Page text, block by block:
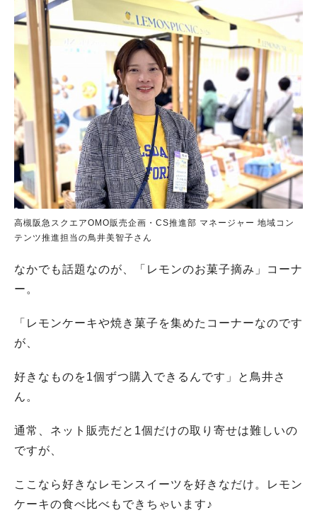
高槻阪急スクエアOMO販売企画・CS推進部 マネージャー 地域コン
テンツ推進担当の鳥井美智子さん
なかでも話題なのが、「レモンのお菓子摘み」コーナ
ー。
「レモンケーキや焼き菓子を集めたコーナーなのです
が、
好きなものを1個ずつ購入できるんです」と鳥井さ
ん。
通常、ネット販売だと1個だけの取り寄せは難しいの
ですが、
ここなら好きなレモンスイーツを好きなだけ。レモン
ケーキの食べ比べもできちゃいます♪